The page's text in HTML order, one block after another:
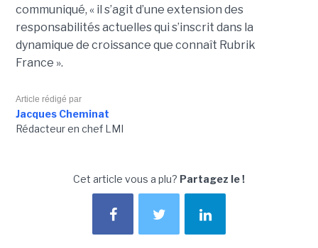
communiqué, « il s’agit d’une extension des
responsabilités actuelles qui s’inscrit dans la
dynamique de croissance que connaît Rubrik
France ».
Article rédigé par
Jacques Cheminat
Rédacteur en chef LMI
Cet article vous a plu? Partagez le !